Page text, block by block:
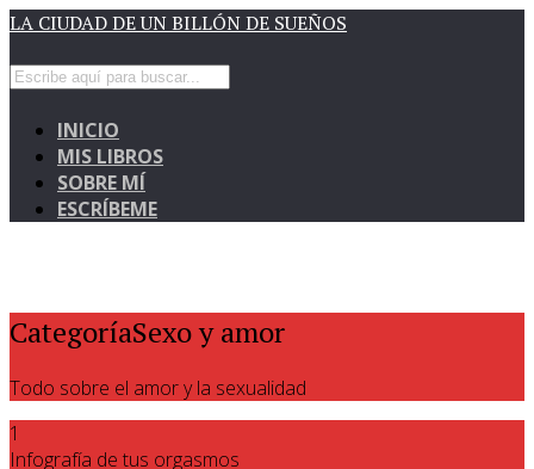
LA CIUDAD DE UN BILLÓN DE SUEÑOS
INICIO
MIS LIBROS
SOBRE MÍ
ESCRÍBEME
CategoríaSexo y amor
Todo sobre el amor y la sexualidad
1
Infografía de tus orgasmos